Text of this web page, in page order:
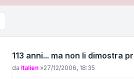
113 anni... ma non li dimostra
Messaggio
da Italien »27/12/2006, 18:35